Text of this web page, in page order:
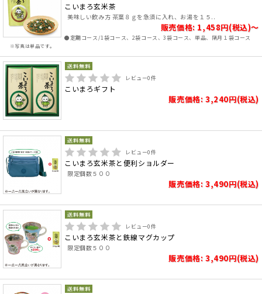
※写真は単品です。
こいまろ玄米茶
美味しい飲み方 茶葉８ｇを急須に入れ、お湯を１５..
販売価格: 1,458円(税込)～
●定期コース/1袋コース、2袋コース、3袋コース、単品、隔月１袋コース
レビュー0件
こいまろギフト
販売価格: 3,240円(税込)
レビュー0件
こいまろ玄米茶と便利ショルダー
限定個数５００
販売価格: 3,490円(税込)
レビュー0件
こいまろ玄米茶と鉄線マグカップ
限定個数５００
販売価格: 3,490円(税込)